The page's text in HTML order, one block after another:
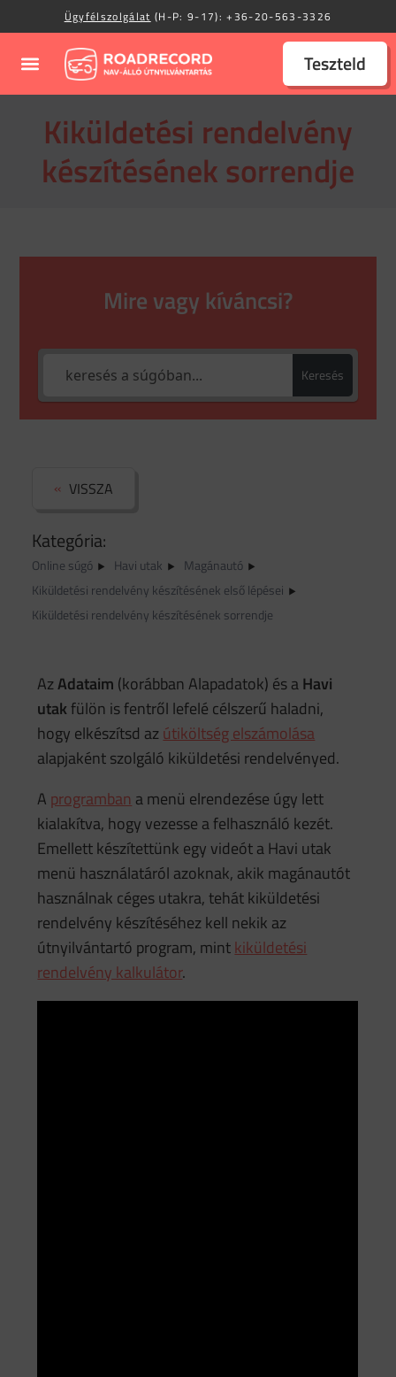
Ügyfélszolgálat (H-P: 9-17):+36-20-563-3326
Teszteld
Kiküldetési rendelvény
készítésének sorrendje
Mire vagy kíváncsi?
Keresés
Kategória:
Online súgó Havi utak
Magánautó
Kiküldetési rendelvény készítésének első lépései
Kiküldetési rendelvény készítésének sorrendje
VISSZA
AzAdataim (korábban Alapadatok) és aHavi
utakfülön is fentről lefelé célszerű haladni,
hogy elkészítsd azútiköltség elszámolása
alapjaként szolgáló kiküldetési rendelvényed.
A programban a menü elrendezése úgy lett
kialakítva, hogy vezesse a felhasználó kezét.
Emellett készítettünk egy videót a Havi utak
menü használatáról azoknak, akik magánautót
használnak céges utakra, tehát kiküldetési
rendelvény készítéséhez kell nekik az
útnyilvántartó program, mintkiküldetési
rendelvény kalkulátor.